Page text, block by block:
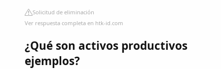
Solicitud de eliminación
Ver respuesta completa en htk-id.com
¿Qué son activos productivos
ejemplos?